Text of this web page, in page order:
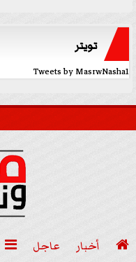
تويتر
Tweets by MasrwNasha1
 أخبار عاجل 